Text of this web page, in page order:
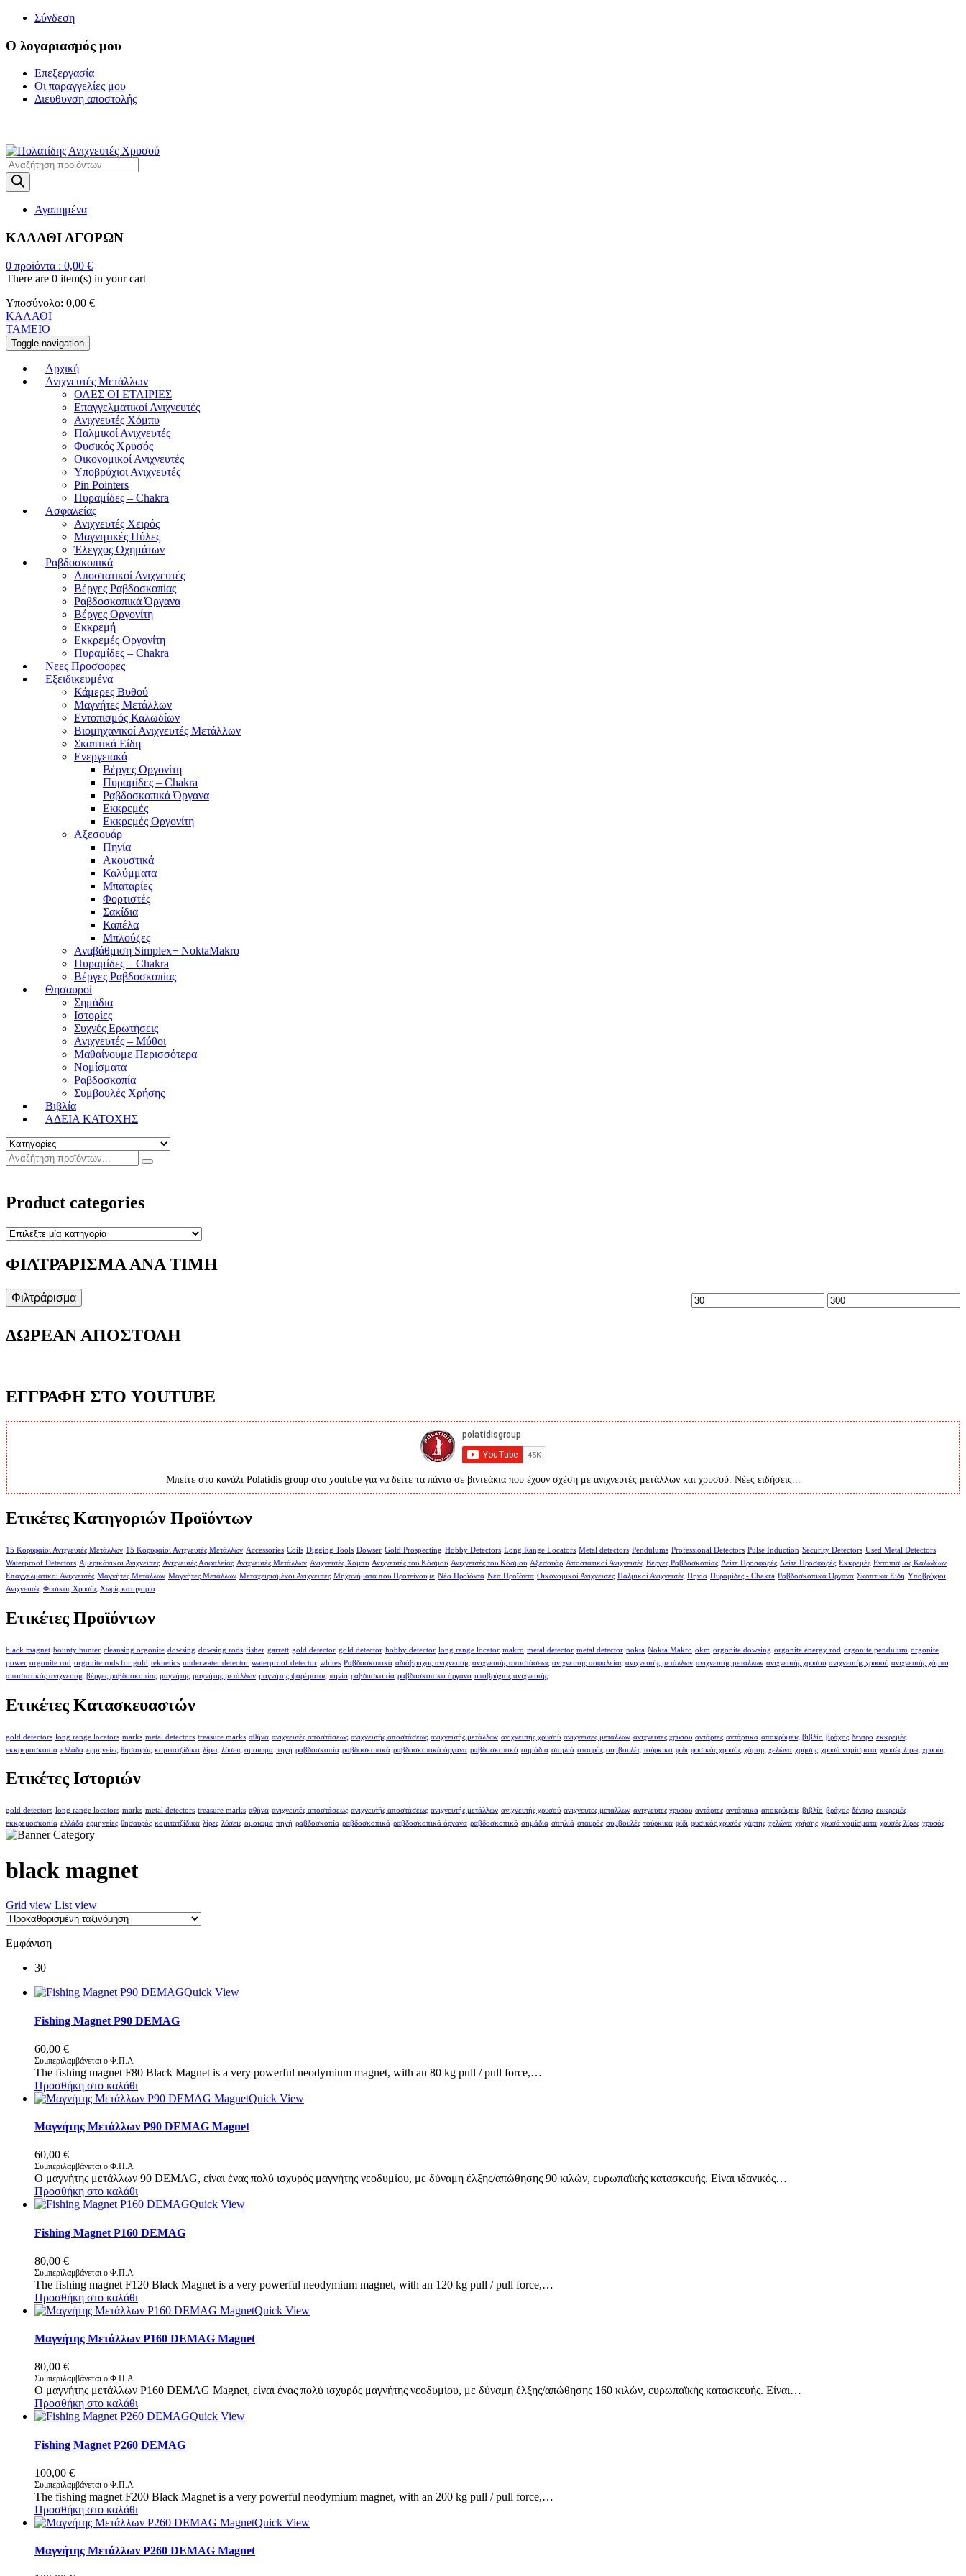
Σύνδεση
Ο λογαριασμός μου
Επεξεργασία
Οι παραγγελίες μου
Διευθυνση αποστολής
Products
search
Αγαπημένα
ΚΑΛΑΘΙ ΑΓΟΡΩΝ
0 προϊόντα : 0,00 €
There are 0 item(s) in your cart
Υποσύνολο: 0,00 €
ΚΑΛΑΘΙ
ΤΑΜΕΙΟ
Toggle navigation
Αρχική
Ανιχνευτές Μετάλλων
ΟΛΕΣ ΟΙ ΕΤΑΙΡΙΕΣ
Επαγγελματικοί Ανιχνευτές
Ανιχνευτές Χόμπυ
Παλμικοί Ανιχνευτές
Φυσικός Χρυσός
Οικονομικοί Ανιχνευτές
Υποβρύχιοι Ανιχνευτές
Pin Pointers
Πυραμίδες – Chakra
Ασφαλείας
Ανιχνευτές Χειρός
Μαγνητικές Πύλες
Έλεγχος Οχημάτων
Ραβδοσκοπικά
Αποστατικοί Ανιχνευτές
Βέργες Ραβδοσκοπίας
Ραβδοσκοπικά Όργανα
Βέργες Οργονίτη
Εκκρεμή
Εκκρεμές Οργονίτη
Πυραμίδες – Chakra
Νεες Προσφορες
Εξειδικευμένα
Κάμερες Βυθού
Μαγνήτες Μετάλλων
Εντοπισμός Καλωδίων
Βιομηχανικοί Ανιχνευτές Μετάλλων
Σκαπτικά Είδη
Ενεργειακά
Βέργες Οργονίτη
Πυραμίδες – Chakra
Ραβδοσκοπικά Όργανα
Εκκρεμές
Εκκρεμές Οργονίτη
Αξεσουάρ
Πηνία
Ακουστικά
Καλύμματα
Μπαταρίες
Φορτιστές
Σακίδια
Καπέλα
Μπλούζες
Αναβάθμιση Simplex+ NoktaMakro
Πυραμίδες – Chakra
Βέργες Ραβδοσκοπίας
Θησαυροί
Σημάδια
Ιστορίες
Συχνές Ερωτήσεις
Ανιχνευτές – Μύθοι
Μαθαίνουμε Περισσότερα
Νομίσματα
Ραβδοσκοπία
Συμβουλές Χρήσης
Βιβλία
ΑΔΕΙΑ ΚΑΤΟΧΗΣ
Product categories
ΦΙΛΤΡΑΡΙΣΜΑ ΑΝΑ ΤΙΜΗ
Ελάχιστη Μέγιστη
Φιλτράρισμα
ΔΩΡΕΑΝ ΑΠΟΣΤΟΛΗ
ΕΓΓΡΑΦΗ ΣΤΟ YOUTUBE
Μπείτε στο κανάλι Polatidis group στο youtube για να δείτε τα πάντα σε βιντεάκια που έχουν σχέση με ανιχνευτές μετάλλων και χρυσού. Νέες ειδήσεις...
Ετικέτες Κατηγοριών Προϊόντων
15 Κορυφαίοι Ανιχνευτές Μετάλλων 15 Κορυφαίοι Ανιχνευτές Μετάλλων Accessories Coils Digging Tools Dowser Gold Prospecting Hobby Detectors Long Range Locators Metal detectors Pendulums Professional Detectors Pulse Induction Security Detectors Used Metal Detectors
Waterproof Detectors Αμερικάνικοι Ανιχνευτές Ανιχνευτές Ασφαλείας Ανιχνευτές Μετάλλων Ανιχνευτές Χόμπυ Ανιχνευτές του Κόσμου Ανιχνευτές του Κόσμου Αξεσουάρ Αποστατικοί Ανιχνευτές Βέργες Ραβδοσκοπίας Δείτε Προσφορές Δείτε Προσφορές Εκκρεμές Εντοπισμός Καλωδίων
Επαγγελματικοί Ανιχνευτές Μαγνήτες Μετάλλων Μαγνήτες Μετάλλων Μεταχειρισμένοι Ανιχνευτές Μηχανήματα που Προτείνουμε Νέα Προϊόντα Νέα Προϊόντα Οικονομικοί Ανιχνευτές Παλμικοί Ανιχνευτές Πηνία Πυραμίδες - Chakra Ραβδοσκοπικά Όργανα Σκαπτικά Είδη Υποβρύχιοι
Ανιχνευτές Φυσικός Χρυσός Χωρίς κατηγορία
Ετικέτες Προϊόντων
black magnet bounty hunter cleansing orgonite dowsing dowsing rods fisher garrett gold detector gold detector hobby detector long range locator makro metal detector metal detector nokta Nokta Makro okm orgonite dowsing orgonite energy rod orgonite pendulum orgonite
power orgonite rod orgonite rods for gold teknetics underwater detector waterproof detector whites Ραβδοσκοπικά αδιάβροχος ανιχνευτής ανιχνευτής αποστάσεως ανιχνευτής ασφαλείας ανιχνευτής μετάλλων ανιχνευτής μετάλλων ανιχνευτής χρυσού ανιχνευτής χρυσού ανιχνευτής χόμπυ
αποστατικός ανιχνευτής βέργες ραβδοσκοπίας μαγνήτης μαγνήτης μετάλλων μαγνήτης ψαρέματος πηνίο ραβδοσκοπία ραβδοσκοπικό όργανο υποβρύχιος ανιχνευτής
Ετικέτες Κατασκευαστών
gold detectors long range locators marks metal detectors treasure marks αθήνα ανιχνευτές αποστάσεως ανιχνευτής αποστάσεως ανιχνευτής μετάλλων ανιχνευτής χρυσού ανιχνευτες μεταλλων ανιχνευτες χρυσου αντάρτες αντάρτικα αποκρύψεις βιβλίο βράχος δέντρο εκκρεμές
εκκρεμοσκοπία ελλάδα ερμηνείες θησαυρός κομιτατζίδικα λίρες λύσεις ομοιωμα πηγή ραβδοσκοπία ραβδοσκοπικά ραβδοσκοπικά όργανα ραβδοσκοπικό σημάδια σπηλιά σταυρός συμβουλές τούρκικα φίδι φυσικός χρυσός χάρτης χελώνα χρήσης χρυσά νομίσματα χρυσές λίρες χρυσός
Ετικέτες Ιστοριών
gold detectors long range locators marks metal detectors treasure marks αθήνα ανιχνευτές αποστάσεως ανιχνευτής αποστάσεως ανιχνευτής μετάλλων ανιχνευτής χρυσού ανιχνευτες μεταλλων ανιχνευτες χρυσου αντάρτες αντάρτικα αποκρύψεις βιβλίο βράχος δέντρο εκκρεμές
εκκρεμοσκοπία ελλάδα ερμηνείες θησαυρός κομιτατζίδικα λίρες λύσεις ομοιωμα πηγή ραβδοσκοπία ραβδοσκοπικά ραβδοσκοπικά όργανα ραβδοσκοπικό σημάδια σπηλιά σταυρός συμβουλές τούρκικα φίδι φυσικός χρυσός χάρτης χελώνα χρήσης χρυσά νομίσματα χρυσές λίρες χρυσός
black magnet
Grid view List view
Εμφάνιση
30
Quick View
Fishing Magnet P90 DEMAG
60,00 €
Συμπεριλαμβάνεται ο Φ.Π.Α
The fishing magnet F80 Black Magnet is a very powerful neodymium magnet, with an 80 kg pull / pull force,…
Προσθήκη στο καλάθι
Quick View
Μαγνήτης Μετάλλων P90 DEMAG Magnet
60,00 €
Συμπεριλαμβάνεται ο Φ.Π.Α
Ο μαγνήτης μετάλλων 90 DEMAG, είναι ένας πολύ ισχυρός μαγνήτης νεοδυμίου, με δύναμη έλξης/απώθησης 90 κιλών, ευρωπαϊκής κατασκευής. Είναι ιδανικός…
Προσθήκη στο καλάθι
Quick View
Fishing Magnet P160 DEMAG
80,00 €
Συμπεριλαμβάνεται ο Φ.Π.Α
The fishing magnet F120 Black Magnet is a very powerful neodymium magnet, with an 120 kg pull / pull force,…
Προσθήκη στο καλάθι
Quick View
Μαγνήτης Μετάλλων P160 DEMAG Magnet
80,00 €
Συμπεριλαμβάνεται ο Φ.Π.Α
Ο μαγνήτης μετάλλων P160 DEMAG Magnet, είναι ένας πολύ ισχυρός μαγνήτης νεοδυμίου, με δύναμη έλξης/απώθησης 160 κιλών, ευρωπαϊκής κατασκευής. Είναι…
Προσθήκη στο καλάθι
Quick View
Fishing Magnet P260 DEMAG
100,00 €
Συμπεριλαμβάνεται ο Φ.Π.Α
The fishing magnet F200 Black Magnet is a very powerful neodymium magnet, with an 200 kg pull / pull force,…
Προσθήκη στο καλάθι
Quick View
Μαγνήτης Μετάλλων P260 DEMAG Magnet